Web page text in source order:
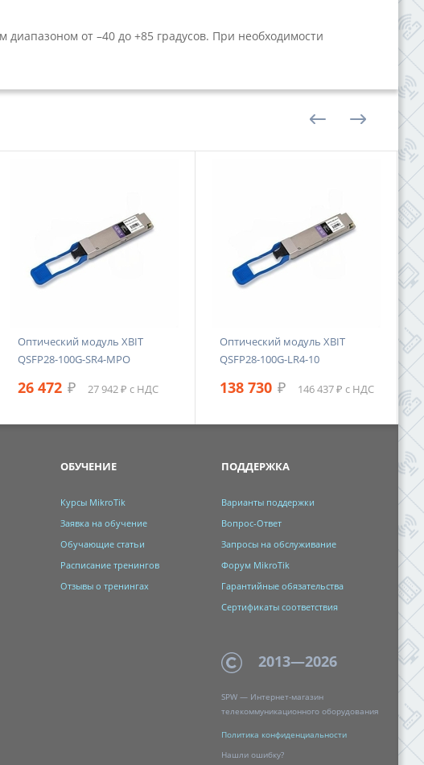
от –40 до +85 градусов. При необходимости
Оптический модуль XBIT
QSFP28-100G-SR4-MPO
26 472 ₽ 27 942 ₽ с НДС
Оптический модуль XBIT
QSFP28-100G-LR4-10
138 730 ₽ 146 437 ₽ с НДС
ОБУЧЕНИЕ
Курсы MikroTik
Заявка на обучение
Обучающие статьи
Расписание тренингов
Отзывы о тренингах
ПОДДЕРЖКА
Варианты поддержки
Вопрос-Ответ
Запросы на обслуживание
Форум MikroTik
Гарантийные обязательства
Сертификаты соответствия
2013—2026
SPW — Интернет-магазин
телекоммуникационного оборудования
Политика конфиденциальности
Нашли ошибку?